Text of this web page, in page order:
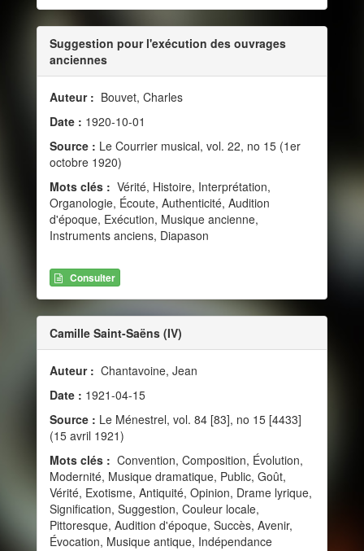
Suggestion pour l'exécution des ouvrages
anciennes
Auteur : Bouvet, Charles
Date : 1920-10-01
Source : Le Courrier musical, vol. 22, no 15 (1er
octobre 1920)
Mots clés : Vérité, Histoire, Interprétation,
Organologie, Écoute, Authenticité, Audition
d'époque, Exécution, Musique ancienne,
Instruments anciens, Diapason
Consulter
Camille Saint-Saëns (IV)
Auteur : Chantavoine, Jean
Date : 1921-04-15
Source : Le Ménestrel, vol. 84 [83], no 15 [4433]
(15 avril 1921)
Mots clés : Convention, Composition, Évolution,
Modernité, Musique dramatique, Public, Goût,
Vérité, Exotisme, Antiquité, Opinion, Drame lyrique,
Signification, Suggestion, Couleur locale,
Pittoresque, Audition d'époque, Succès, Avenir,
Évocation, Musique antique, Indépendance